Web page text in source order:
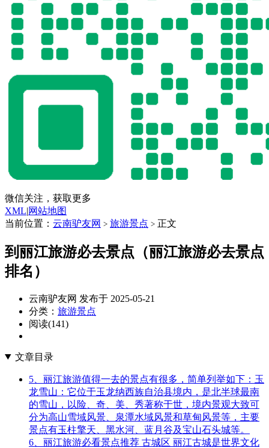
微信关注，获取更多
XML|网站地图
当前位置： 云南驴友网 > 旅游景点 > 正文
到丽江旅游必去景点（丽江旅游必去景点
排名）
云南驴友网 发布于 2025-05-21
分类： 旅游景点
阅读(141)
文章目录
5、丽江旅游值得一去的景点有很多，简单列举如下：玉
龙雪山：它位于玉龙纳西族自治县境内，是北半球最南
的雪山，以险、奇、美、秀著称于世，境内景观大致可
分为高山雪域风景、泉潭水域风景和草甸风景等，主要
景点有玉柱擎天、黑水河、蓝月谷及宝山石头城等。
6、丽江旅游必看景点推荐 古城区 丽江古城是世界文化